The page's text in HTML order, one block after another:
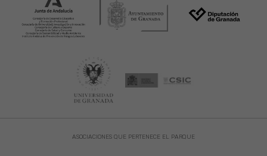
ASOCIACIONES QUE PERTENECE EL PARQUE